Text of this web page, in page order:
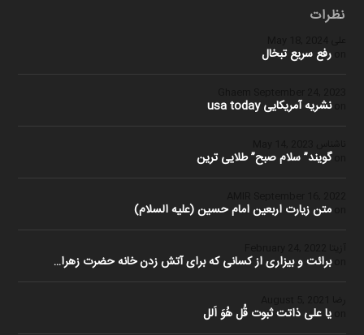
نظرات
علی
رفع سریع تبخال
نشریه آمریکایی usa today
گویند” سلام صبح” طلایی ترین
متن زیارت اربعین امام حسین (علیه السلام)
برائت و بیزاری از کسانی که برای آتش زدن خانه حضرت زهرا…
رضا
یا علی ذاتت ثبوت قُل هُوَ اَلل